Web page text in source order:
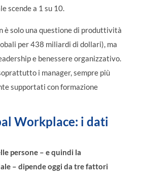
scende a 1 su 10.
è solo una questione di produttività
per 438 miliardi di dollari), ma
e benessere organizzativo.
i manager, sempre più
supportati con formazione
Workplace: i dati
persone – e quindi la
– dipende oggi da tre fattori